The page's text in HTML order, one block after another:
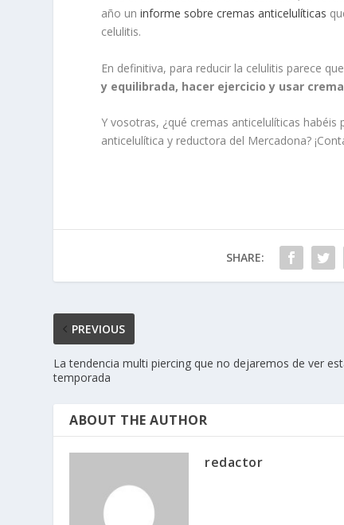
año uninforme sobre cremas anticelulíticas
celulitis.
En definitiva, para reducir la celulitis parece que
y equilibrada, hacer ejercicio y usar
Y vosotras, ¿qué cremas anticelulíticas
anticelulítica y reductora del Mercadona?
SHARE:
PREVIOUS
La tendencia multi piercing que no dejaremos de ver
temporada
ABOUT THE AUTHOR
redactor